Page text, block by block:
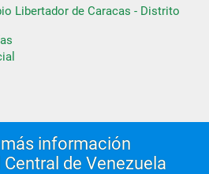
Libertador de Caracas - Distrito
información
de Venezuela